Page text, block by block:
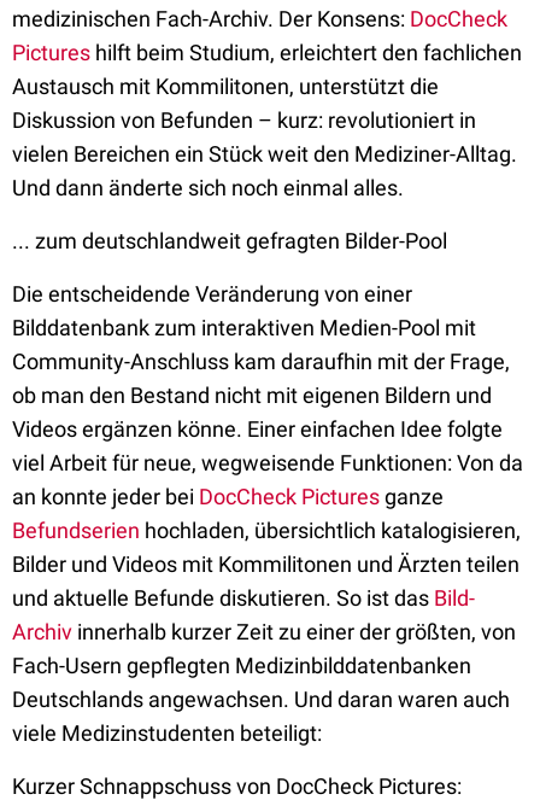
medizinischen Fach-Archiv. Der Konsens: DocCheck
Pictures hilft beim Studium, erleichtert den fachlichen
Austausch mit Kommilitonen, unterstützt die
Diskussion von Befunden – kurz: revolutioniert in
vielen Bereichen ein Stück weit den Mediziner-Alltag.
Und dann änderte sich noch einmal alles.
... zum deutschlandweit gefragten Bilder-Pool
Die entscheidende Veränderung von einer
Bilddatenbank zum interaktiven Medien-Pool mit
Community-Anschluss kam daraufhin mit der Frage,
ob man den Bestand nicht mit eigenen Bildern und
Videos ergänzen könne. Einer einfachen Idee folgte
viel Arbeit für neue, wegweisende Funktionen: Von da
an konnte jeder bei DocCheck Picturesganze
Befundserien hochladen, übersichtlich katalogisieren,
Bilder und Videos mit Kommilitonen und Ärzten teilen
und aktuelle Befunde diskutieren. So ist das Bild-
Archiv innerhalb kurzer Zeit zu einer der größten, von
Fach-Usern gepflegten Medizinbilddatenbanken
Deutschlands angewachsen. Und daran waren auch
viele Medizinstudenten beteiligt:
Kurzer Schnappschuss von DocCheck Pictures: